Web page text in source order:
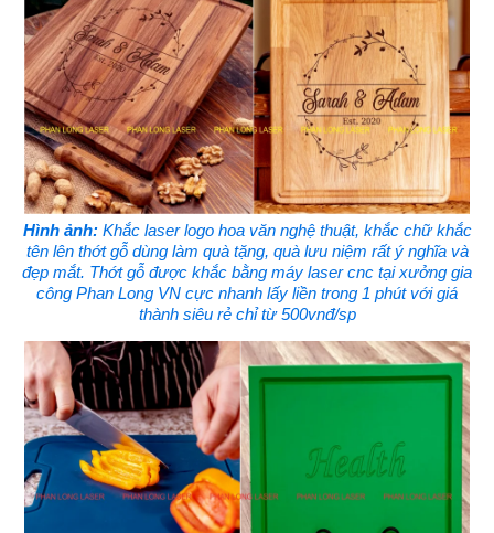
Hình ảnh:Khắc laser logo hoa văn nghệ thuật, khắc chữ khắc
tên lên thớt gỗ dùng làm quà tặng, quà lưu niệm rất ý nghĩa và
đẹp mắt. Thớt gỗ được khắc bằng máy laser cnc tại xưởng gia
công Phan Long VN cực nhanh lấy liền trong 1 phút với giá
thành siêu rẻ chỉ từ 500vnđ/sp